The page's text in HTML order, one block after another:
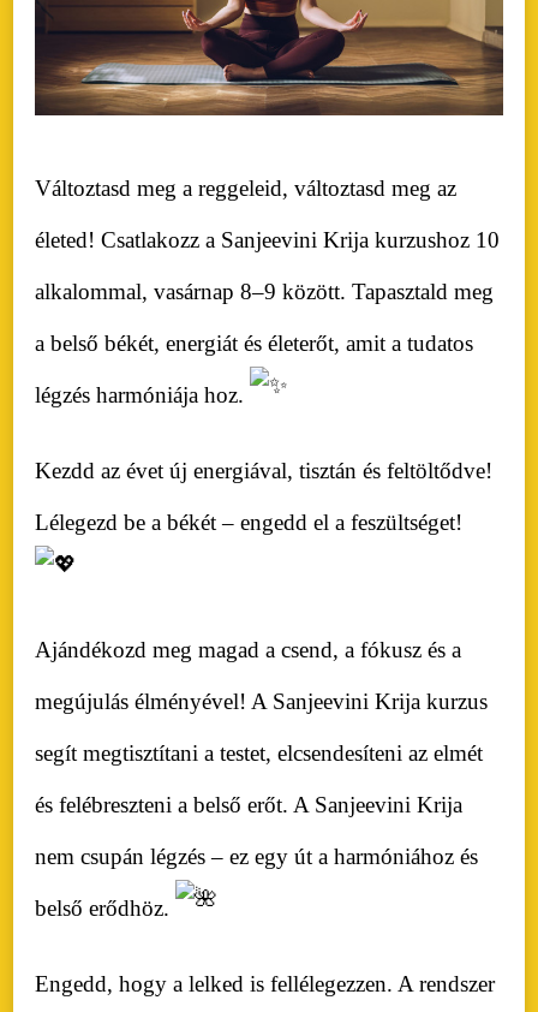
Változtasd meg a reggeleid, változtasd meg az
életed! Csatlakozz a Sanjeevini Krija kurzushoz 10
alkalommal, vasárnap 8–9 között. Tapasztald meg
a belső békét, energiát és életerőt, amit a tudatos
légzés harmóniája hoz.
Kezdd az évet új energiával, tisztán és feltöltődve!
Lélegezd be a békét – engedd el a feszültséget!
Ajándékozd meg magad a csend, a fókusz és a
megújulás élményével! A Sanjeevini Krija kurzus
segít megtisztítani a testet, elcsendesíteni az elmét
és felébreszteni a belső erőt. A Sanjeevini Krija
nem csupán légzés – ez egy út a harmóniához és
belső erődhöz.
Engedd, hogy a lelked is fellélegezzen. A rendszer